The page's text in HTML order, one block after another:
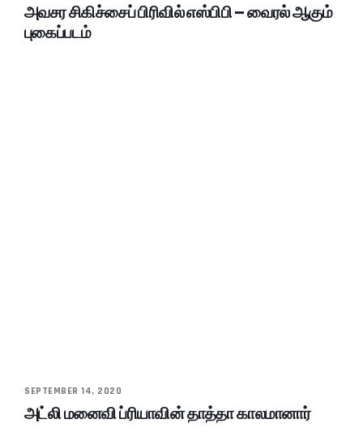
அவசர சிகிச்சைப் பிரிவில் எஸ்பிபி – வைரல் ஆகும்
புகைப்படம்
SEPTEMBER 14, 2020
அட்லி மனைவி ப்ரியாவின் தாத்தா காலமானார்